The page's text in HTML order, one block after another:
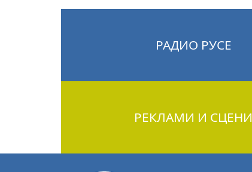
РАДИО РУСЕ
РЕКЛАМИ И СЦЕНИ